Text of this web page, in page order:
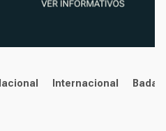
Internacional